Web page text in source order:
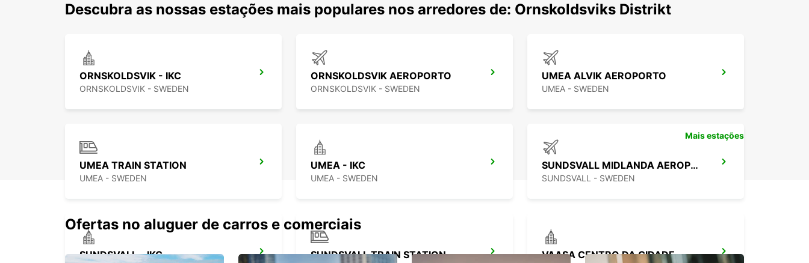
Descubra as nossas estações mais populares nos arredores de: Ornskoldsviks Distrikt
ORNSKOLDSVIK - IKC
ORNSKOLDSVIK - SWEDEN
ORNSKOLDSVIK AEROPORTO
ORNSKOLDSVIK - SWEDEN
UMEA ALVIK AEROPORTO
UMEA - SWEDEN
UMEA TRAIN STATION
UMEA - SWEDEN
UMEA - IKC
UMEA - SWEDEN
SUNDSVALL MIDLANDA AEROPORTO
SUNDSVALL - SWEDEN
SUNDSVALL - IKC SUNDSVALL TRAIN STATION VAASA CENTRO DA CIDADE
Mais estações
Ofertas no aluguer de carros e comerciais